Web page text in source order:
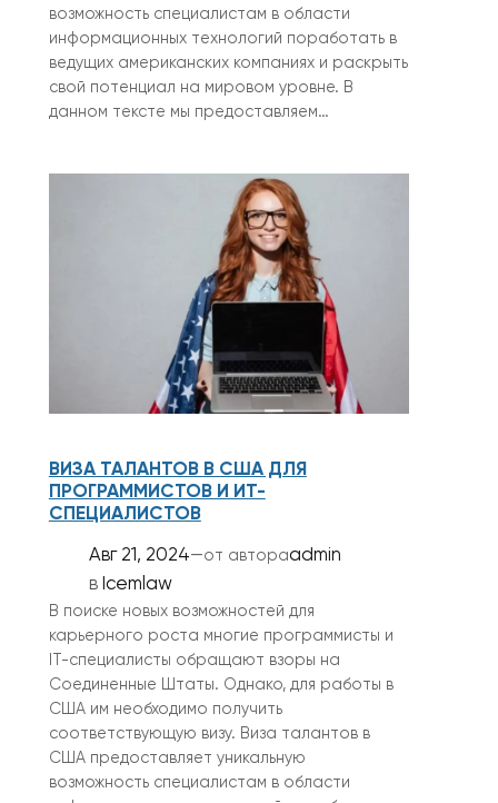
возможность специалистам в области
информационных технологий поработать в
ведущих американских компаниях и раскрыть
свой потенциал на мировом уровне. В
данном тексте мы предоставляем…
ВИЗА ТАЛАНТОВ В США ДЛЯ
ПРОГРАММИСТОВ И ИТ-
СПЕЦИАЛИСТОВ
Авг 21, 2024—от автораadmin
в Icemlaw
В поиске новых возможностей для
карьерного роста многие программисты и
IT-специалисты обращают взоры на
Соединенные Штаты. Однако, для работы в
США им необходимо получить
соответствующую визу. Виза талантов в
США предоставляет уникальную
возможность специалистам в области